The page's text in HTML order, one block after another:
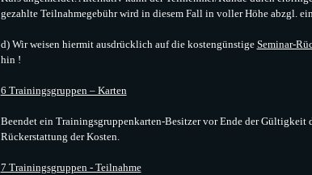
gezahlte Teilnahmegebühr wird in diesem Fall in voller Höhe abzgl.
d) Wir weisen hiermit ausdrücklich auf die kostengünstige Seminar-
hin !
6 Trainingsgruppen – Karten
Beendet ein Trainingsgruppenkarten-Besitzer vor Ende der
Rückerstattung der Kosten.
7 Trainingsgruppen - Teilnahme